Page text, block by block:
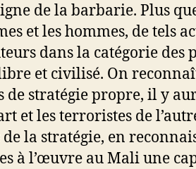
de la barbarie. Plus
et les hommes, de tels
dans la catégorie des
et civilisé. On
de stratégie propre, il y
et les terroristes de
la stratégie, en
à l’œuvre au Mali une